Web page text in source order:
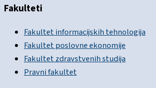
Fakulteti
Fakultet informacijskih tehnologija
Fakultet poslovne ekonomije
Fakultet zdravstvenih studija
Pravni fakultet